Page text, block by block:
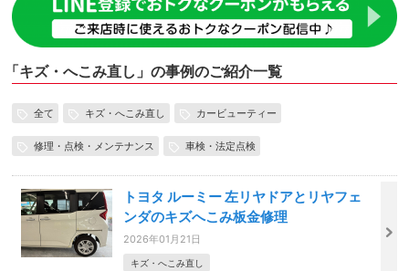
「キズ・へこみ直し」の事例のご紹介一覧
全て キズ・へこみ直し カービューティー
修理・点検・メンテナンス 車検・法定点検
トヨタ ルーミー 左リヤドアとリヤフェ
ンダのキズへこみ板金修理
2026年01月21日
キズ・へこみ直し